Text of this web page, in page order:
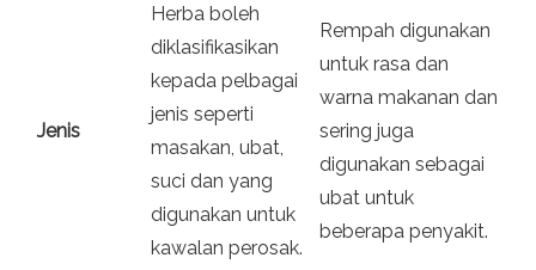
Jenis
Herba boleh
diklasifikasikan
kepada pelbagai
jenis seperti
masakan, ubat,
suci dan yang
digunakan untuk
kawalan perosak.
Rempah digunakan
untuk rasa dan
warna makanan dan
sering juga
digunakan sebagai
ubat untuk
beberapa penyakit.